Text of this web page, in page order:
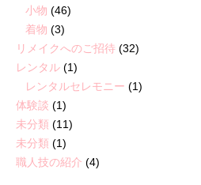
小物 (46)
着物 (3)
リメイクへのご招待 (32)
レンタル (1)
レンタルセレモニー (1)
体験談 (1)
未分類 (11)
未分類 (1)
職人技の紹介 (4)